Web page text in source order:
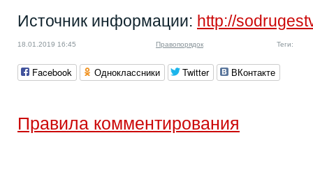
Источник информации: http://
18.01.2019 16:45 Правопорядок Теги:
Facebook Одноклассники Twitter ВКонтакте
Правила комментирования